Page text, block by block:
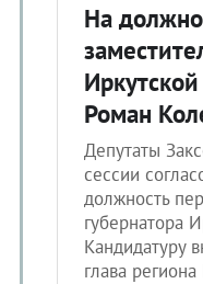
На
Роман
Депутаты
сессии
должность
губернатора
Кандидатуру
глава